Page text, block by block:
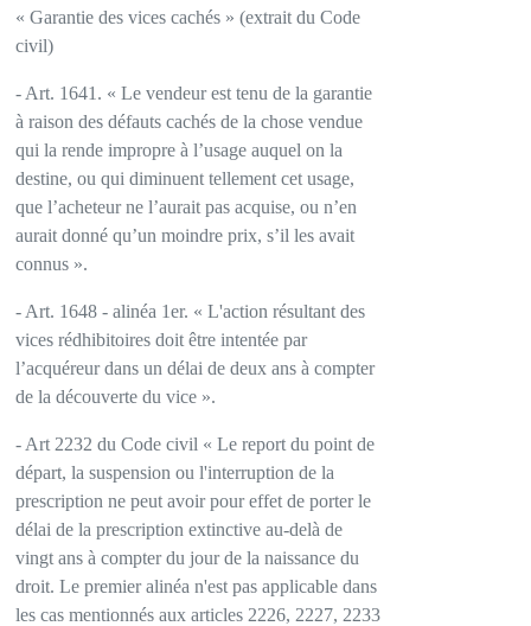
« Garantie des vices cachés » (extrait du Code
civil)
- Art. 1641. « Le vendeur est tenu de la garantie
à raison des défauts cachés de la chose vendue
qui la rende impropre à l’usage auquel on la
destine, ou qui diminuent tellement cet usage,
que l’acheteur ne l’aurait pas acquise, ou n’en
aurait donné qu’un moindre prix, s’il les avait
connus ».
- Art. 1648 - alinéa 1er. « L'action résultant des
vices rédhibitoires doit être intentée par
l’acquéreur dans un délai de deux ans à compter
de la découverte du vice ».
- Art 2232 du Code civil « Le report du point de
départ, la suspension ou l'interruption de la
prescription ne peut avoir pour effet de porter le
délai de la prescription extinctive au-delà de
vingt ans à compter du jour de la naissance du
droit. Le premier alinéa n'est pas applicable dans
les cas mentionnés aux articles 2226, 2227, 2233